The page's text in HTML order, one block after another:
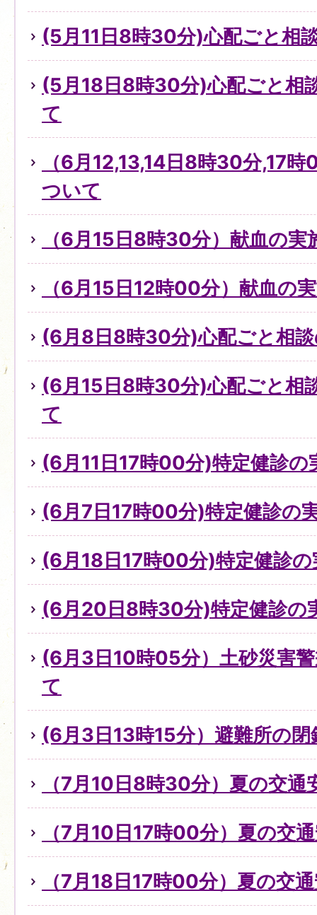
(5月11日8時30分)心配ごと相
(5月18日8時30分)心配ごと相
て
（6月12,13,14日8時30分,17
ついて
（6月15日8時30分）献血の実
（6月15日12時00分）献血の
(6月8日8時30分)心配ごと相
(6月15日8時30分)心配ごと相
て
(6月11日17時00分)特定健診の
(6月7日17時00分)特定健診の
(6月18日17時00分)特定健診
(6月20日8時30分)特定健診の
(6月3日10時05分）土砂災害
て
(6月3日13時15分）避難所の
（7月10日8時30分）夏の交通
（7月10日17時00分）夏の交
（7月18日17時00分）夏の交